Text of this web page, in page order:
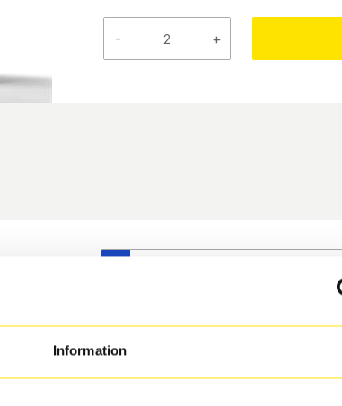
Information
- +
din
fälgar,
och inte